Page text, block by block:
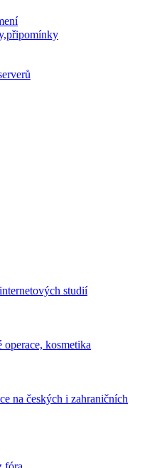
studií
kosmetika
na českých i zahraničních